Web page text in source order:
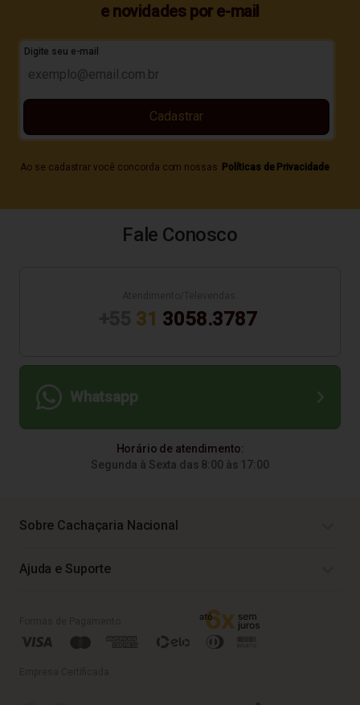
e novidades por e-mail
Digite seu e-mail
Ao se cadastrar você concorda com nossas Políticas de Privacidade
Cadastrar
Fale Conosco
31 3058.3787
Whatsapp
Horário de atendimento:
Segunda à Sexta das 8:00 às 17:00
Sobre Cachaçaria Nacional
Ajuda e Suporte